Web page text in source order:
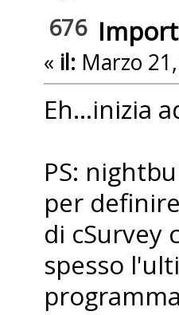
676
« il: Marzo
Eh...inizia
PS:
per
di cSurvey
spesso